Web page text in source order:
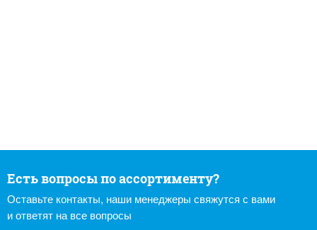
Есть вопросы по ассортименту?
Оставьте контакты, наши менеджеры свяжутся с вами
и ответят на все вопросы